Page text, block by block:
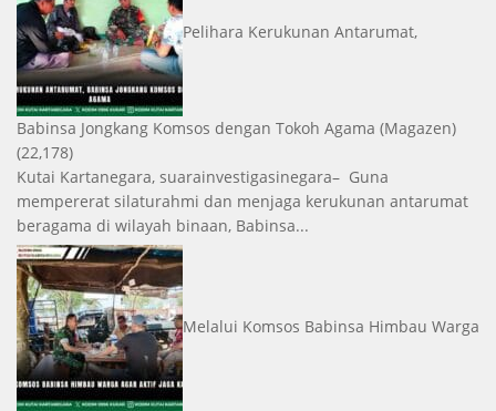
Pelihara Kerukunan Antarumat,
Babinsa Jongkang Komsos dengan Tokoh Agama (Magazen)
(22,178)
Kutai Kartanegara, suarainvestigasinegara– Guna
mempererat silaturahmi dan menjaga kerukunan antarumat
beragama di wilayah binaan, Babinsa...
Melalui Komsos Babinsa Himbau Warga